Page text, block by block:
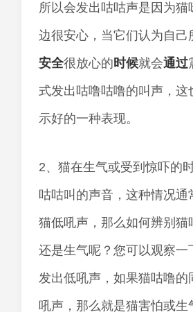
所以会发出咕咕声是因为猫
边很安心，当它们认为自己
安全很放心的时候就会通过
式发出咕噜咕噜的叫声，这
示好的一种表现。
2、猫在生气或受到惊吓的
咕咕叫的声音，这种情况通
猫低吼声，那么如何辨别猫
还是生气呢？您可以观察一
发出低吼声，如果猫咕噜的
吼声，那么就是猫害怕或生